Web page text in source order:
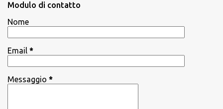
i
Modulo di contatto
Nome
Email *
Messaggio *